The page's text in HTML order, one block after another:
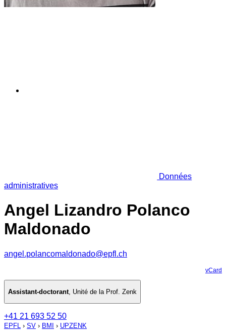
Données
administratives
Angel Lizandro Polanco
Maldonado
angel.polancomaldonado@epfl.ch
vCard
Assistant-doctorant, Unité de la Prof. Zenk
+41 21 693 52 50
EPFL › SV › BMI › UPZENK